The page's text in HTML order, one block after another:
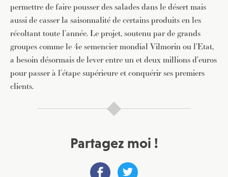
permettre de faire pousser des salades dans le désert mais
aussi de casser la saisonnalité de certains produits en les
récoltant toute l’année. Le projet, soutenu par de grands
groupes comme le 4e semencier mondial Vilmorin ou l’Etat,
a besoin désormais de lever entre un et deux millions d’euros
pour passer à l’étape supérieure et conquérir ses premiers
clients.
Partagez moi !